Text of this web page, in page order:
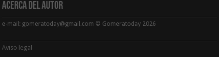
Acerca del Autor
e-mail: gomeratoday@gmail.com © Gomeratoday 2026
Aviso legal